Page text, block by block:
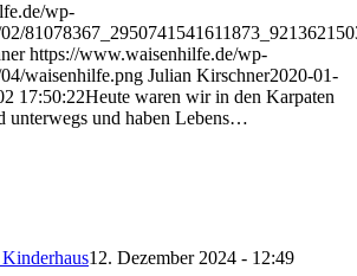
wp-
https://www.waisenhilfe.de/wp-
waisenhilfe.png Julian Kirschner2020-01-
17:50:22Heute waren wir in den Karpaten
unterwegs und haben Lebens…
12. Dezember 2024 - 12:49